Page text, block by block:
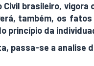
brasileiro,
também, os
princípio da
passa-se a analise